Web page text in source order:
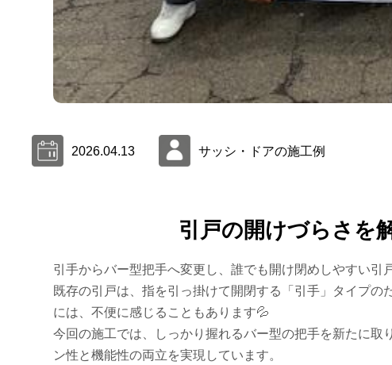
2026.04.13 サッシ・ドアの施工例
引戸の開けづらさを